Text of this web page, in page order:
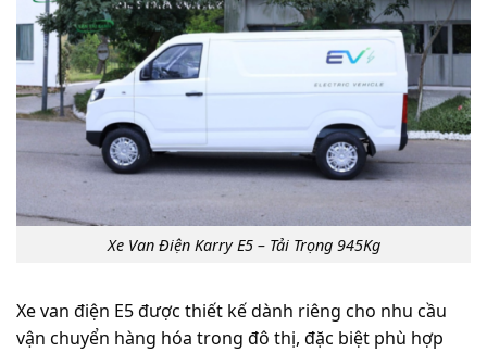
Xe Van Điện Karry E5 – Tải Trọng 945Kg
Xe van điện E5 được thiết kế dành riêng cho nhu cầu
vận chuyển hàng hóa trong đô thị, đặc biệt phù hợp